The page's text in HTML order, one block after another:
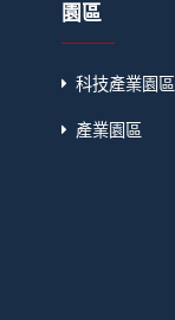
園區
科技產業園區
產業園區